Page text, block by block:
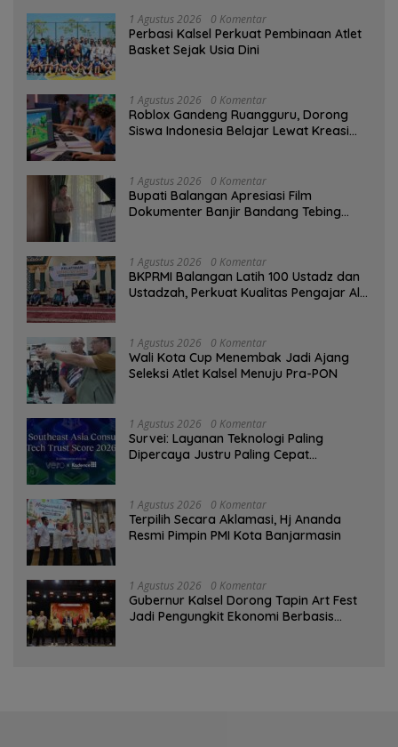
1 Agustus 2026 0 Komentar
Perbasi Kalsel Perkuat Pembinaan Atlet
Basket Sejak Usia Dini
1 Agustus 2026 0 Komentar
Roblox Gandeng Ruangguru, Dorong
Siswa Indonesia Belajar Lewat Kreasi
1 Agustus 2026 0 Komentar
Bupati Balangan Apresiasi Film
Dokumenter Banjir Bandang Tebing
1 Agustus 2026 0 Komentar
BKPRMI Balangan Latih 100 Ustadz dan
Ustadzah, Perkuat Kualitas Pengajar Al-
1 Agustus 2026 0 Komentar
Wali Kota Cup Menembak Jadi Ajang
Seleksi Atlet Kalsel Menuju Pra-PON
1 Agustus 2026 0 Komentar
Survei: Layanan Teknologi Paling
Dipercaya Justru Paling Cepat
1 Agustus 2026 0 Komentar
‎Terpilih Secara Aklamasi, Hj Ananda
Resmi Pimpin PMI Kota Banjarmasin
1 Agustus 2026 0 Komentar
Gubernur Kalsel Dorong Tapin Art Fest
Jadi Pengungkit Ekonomi Berbasis